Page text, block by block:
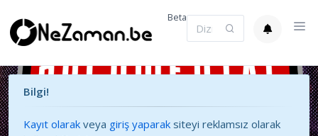
Beta
Bilgi!
Kayıt olarak veya giriş yaparak siteyi reklamsız olarak